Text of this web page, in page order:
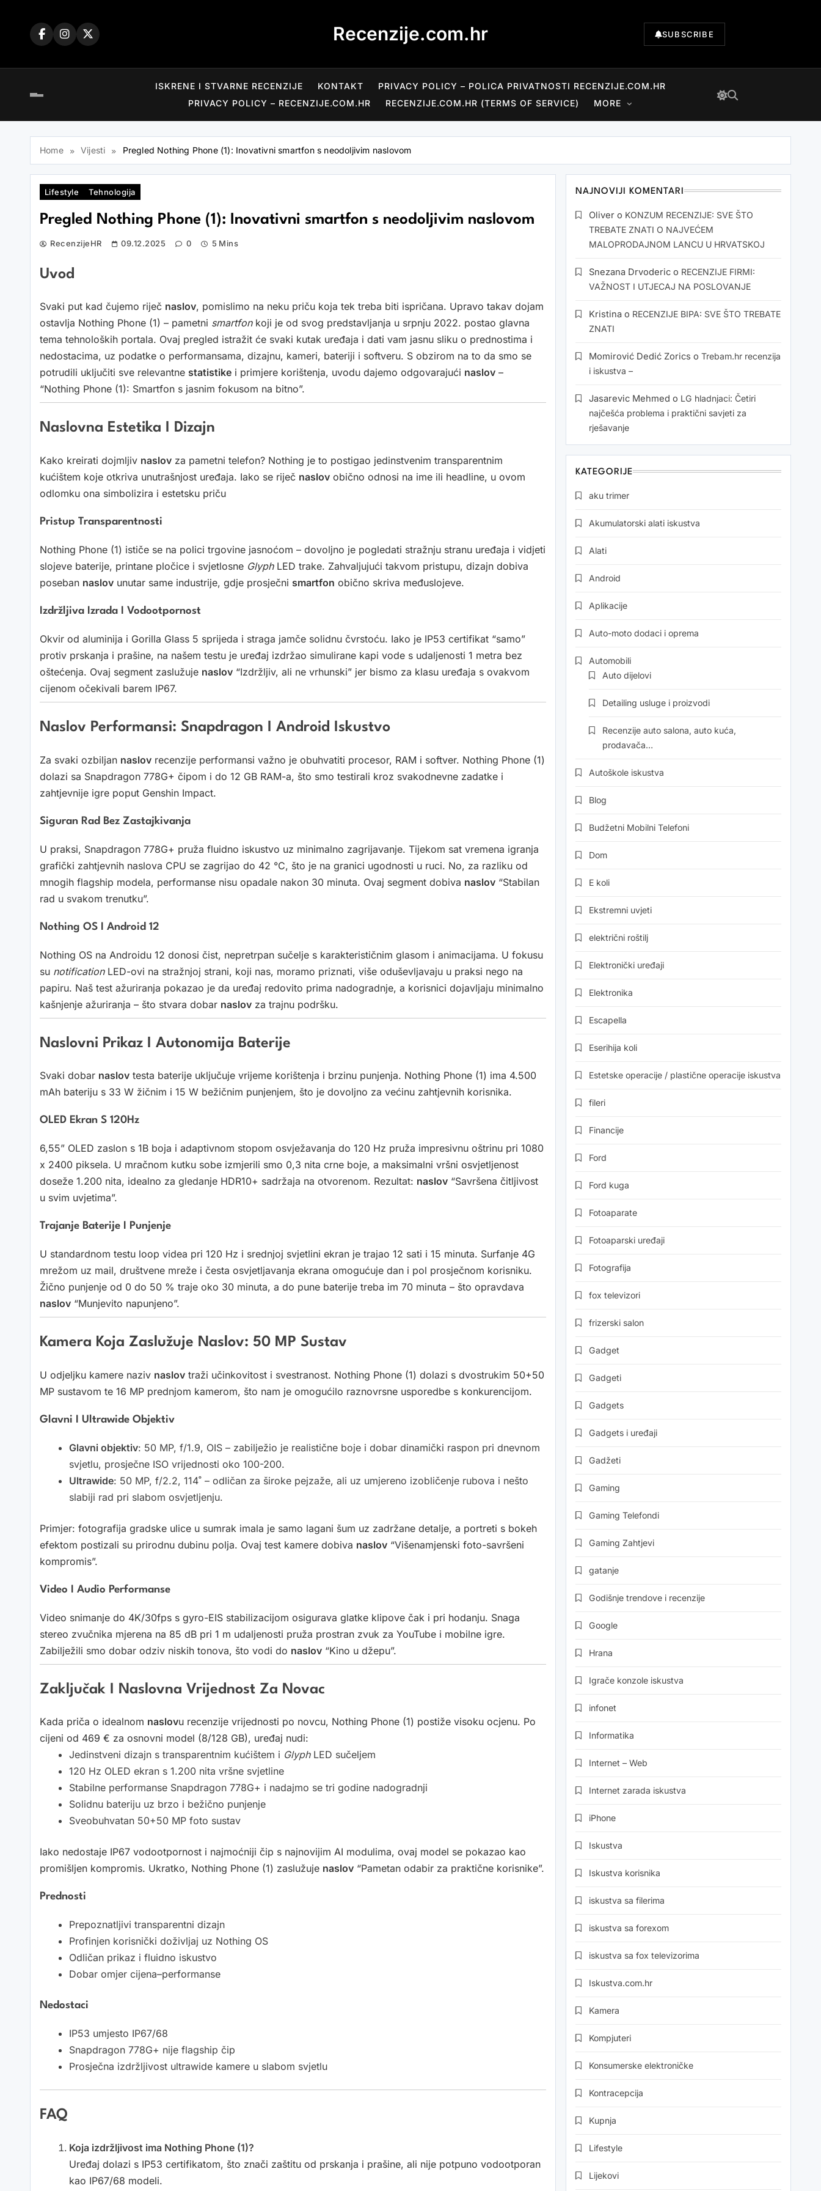
Recenzije.com.hr SUBSCRIBE
ISKRENE I STVARNE RECENZIJE KONTAKT
PRIVACY POLICY – POLICA PRIVATNOSTI RECENZIJE.COM.HR
PRIVACY POLICY – RECENZIJE.COM.HR
RECENZIJE.COM.HR (TERMS OF SERVICE) MORE
Home Vijesti Pregled Nothing Phone (1): Inovativni smartfon s neodoljivim naslovom
Lifestyle Tehnologija
Pregled Nothing Phone (1): Inovativni smartfon s neodoljivim naslovom
RecenzijeHR 09.12.2025 0 5 Mins
Uvod
Svaki put kad čujemo riječ naslov, pomislimo na neku priču koja tek treba biti ispričana. Upravo takav dojam
ostavlja Nothing Phone (1) – pametni smartfonkoji je od svog predstavljanja u srpnju 2022. postao glavna
tema tehnoloških portala. Ovaj pregled istražit će svaki kutak uređaja i dati vam jasnu sliku o prednostima i
nedostacima, uz podatke o performansama, dizajnu, kameri, bateriji i softveru. S obzirom na to da smo se
potrudili uključiti sve relevantne statistike i primjere korištenja, uvodu dajemo odgovarajući naslov –
“Nothing Phone (1): Smartfon s jasnim fokusom na bitno”.
Naslovna Estetika I Dizajn
Kako kreirati dojmljiv naslov za pametni telefon? Nothing je to postigao jedinstvenim transparentnim
kućištem koje otkriva unutrašnjost uređaja. Iako se riječ naslov obično odnosi na ime ili headline, u ovom
odlomku ona simbolizira i estetsku priču
Pristup Transparentnosti
Nothing Phone (1) ističe se na polici trgovine jasnoćom – dovoljno je pogledati stražnju stranu uređaja i vidjeti
slojeve baterije, printane pločice i svjetlosne GlyphLED trake. Zahvaljujući takvom pristupu, dizajn dobiva
poseban naslov unutar same industrije, gdje prosječni smartfon obično skriva međuslojeve.
Izdržljiva Izrada I Vodootpornost
Okvir od aluminija i Gorilla Glass 5 sprijeda i straga jamče solidnu čvrstoću. Iako je IP53 certifikat “samo”
protiv prskanja i prašine, na našem testu je uređaj izdržao simulirane kapi vode s udaljenosti 1 metra bez
oštećenja. Ovaj segment zaslužuje naslov “Izdržljiv, ali ne vrhunski” jer bismo za klasu uređaja s ovakvom
cijenom očekivali barem IP67.
Naslov Performansi: Snapdragon I Android Iskustvo
Za svaki ozbiljan naslov recenzije performansi važno je obuhvatiti procesor, RAM i softver. Nothing Phone (1)
dolazi sa Snapdragon 778G+ čipom i do 12 GB RAM-a, što smo testirali kroz svakodnevne zadatke i
zahtjevnije igre poput Genshin Impact.
Siguran Rad Bez Zastajkivanja
U praksi, Snapdragon 778G+ pruža fluidno iskustvo uz minimalno zagrijavanje. Tijekom sat vremena igranja
grafički zahtjevnih naslova CPU se zagrijao do 42 °C, što je na granici ugodnosti u ruci. No, za razliku od
mnogih flagship modela, performanse nisu opadale nakon 30 minuta. Ovaj segment dobiva naslov “Stabilan
rad u svakom trenutku”.
Nothing OS I Android 12
Nothing OS na Androidu 12 donosi čist, nepretrpan sučelje s karakterističnim glasom i animacijama. U fokusu
su notificationLED-ovi na stražnjoj strani, koji nas, moramo priznati, više oduševljavaju u praksi nego na
papiru. Naš test ažuriranja pokazao je da uređaj redovito prima nadogradnje, a korisnici dojavljaju minimalno
kašnjenje ažuriranja – što stvara dobar naslov za trajnu podršku.
Naslovni Prikaz I Autonomija Baterije
Svaki dobar naslov testa baterije uključuje vrijeme korištenja i brzinu punjenja. Nothing Phone (1) ima 4.500
mAh bateriju s 33 W žičnim i 15 W bežičnim punjenjem, što je dovoljno za većinu zahtjevnih korisnika.
OLED Ekran S 120Hz
6,55” OLED zaslon s 1B boja i adaptivnom stopom osvježavanja do 120 Hz pruža impresivnu oštrinu pri 1080
x 2400 piksela. U mračnom kutku sobe izmjerili smo 0,3 nita crne boje, a maksimalni vršni osvjetljenost
doseže 1.200 nita, idealno za gledanje HDR10+ sadržaja na otvorenom. Rezultat: naslov “Savršena čitljivost
u svim uvjetima”.
Trajanje Baterije I Punjenje
U standardnom testu loop videa pri 120 Hz i srednjoj svjetlini ekran je trajao 12 sati i 15 minuta. Surfanje 4G
mrežom uz mail, društvene mreže i česta osvjetljavanja ekrana omogućuje dan i pol prosječnom korisniku.
Žično punjenje od 0 do 50 % traje oko 30 minuta, a do pune baterije treba im 70 minuta – što opravdava
naslov “Munjevito napunjeno”.
Kamera Koja Zaslužuje Naslov: 50 MP Sustav
U odjeljku kamere naziv naslov traži učinkovitost i svestranost. Nothing Phone (1) dolazi s dvostrukim 50+50
MP sustavom te 16 MP prednjom kamerom, što nam je omogućilo raznovrsne usporedbe s konkurencijom.
Glavni I Ultrawide Objektiv
Glavni objektiv: 50 MP, f/1.9, OIS – zabilježio je realistične boje i dobar dinamički raspon pri dnevnom
svjetlu, prosječne ISO vrijednosti oko 100-200.
Ultrawide: 50 MP, f/2.2, 114˚ – odličan za široke pejzaže, ali uz umjereno izobličenje rubova i nešto
slabiji rad pri slabom osvjetljenju.
Primjer: fotografija gradske ulice u sumrak imala je samo lagani šum uz zadržane detalje, a portreti s bokeh
efektom postizali su prirodnu dubinu polja. Ovaj test kamere dobiva naslov “Višenamjenski foto-savršeni
kompromis”.
Video I Audio Performanse
Video snimanje do 4K/30fps s gyro-EIS stabilizacijom osigurava glatke klipove čak i pri hodanju. Snaga
stereo zvučnika mjerena na 85 dB pri 1 m udaljenosti pruža prostran zvuk za YouTube i mobilne igre.
Zabilježili smo dobar odziv niskih tonova, što vodi do naslov “Kino u džepu”.
Zaključak I Naslovna Vrijednost Za Novac
Kada priča o idealnom naslovu recenzije vrijednosti po novcu, Nothing Phone (1) postiže visoku ocjenu. Po
cijeni od 469 € za osnovni model (8/128 GB), uređaj nudi:
Jedinstveni dizajn s transparentnim kućištem i GlyphLED sučeljem
120 Hz OLED ekran s 1.200 nita vršne svjetline
Stabilne performanse Snapdragon 778G+ i nadajmo se tri godine nadogradnji
Solidnu bateriju uz brzo i bežično punjenje
Sveobuhvatan 50+50 MP foto sustav
Iako nedostaje IP67 vodootpornost i najmoćniji čip s najnovijim AI modulima, ovaj model se pokazao kao
promišljen kompromis. Ukratko, Nothing Phone (1) zaslužuje naslov “Pametan odabir za praktične korisnike”.
Prednosti
Prepoznatljivi transparentni dizajn
Profinjen korisnički doživljaj uz Nothing OS
Odličan prikaz i fluidno iskustvo
Dobar omjer cijena–performanse
Nedostaci
IP53 umjesto IP67/68
Snapdragon 778G+ nije flagship čip
Prosječna izdržljivost ultrawide kamere u slabom svjetlu
FAQ
Koja izdržljivost ima Nothing Phone (1)?
Uređaj dolazi s IP53 certifikatom, što znači zaštitu od prskanja i prašine, ali nije potpuno vodootporan
kao IP67/68 modeli.
NAJNOVIJI KOMENTARI
Oliver o KONZUM RECENZIJE: SVE ŠTO
TREBATE ZNATI O NAJVEĆEM
MALOPRODAJNOM LANCU U HRVATSKOJ
Snezana Drvoderic o RECENZIJE FIRMI:
VAŽNOST I UTJECAJ NA POSLOVANJE
Kristina o RECENZIJE BIPA: SVE ŠTO TREBATE
ZNATI
Momirović Dedić Zorics o Trebam.hr recenzija
i iskustva –
Jasarevic Mehmed o LG hladnjaci: Četiri
najčešća problema i praktični savjeti za
rješavanje
KATEGORIJE
aku trimer
Akumulatorski alati iskustva
Alati
Android
Aplikacije
Auto-moto dodaci i oprema
Automobili
Auto dijelovi
Detailing usluge i proizvodi
Recenzije auto salona, auto kuća,
prodavača…
Autoškole iskustva
Blog
Budžetni Mobilni Telefoni
Dom
E koli
Ekstremni uvjeti
električni roštilj
Elektronički uređaji
Elektronika
Escapella
Eserihija koli
Estetske operacije / plastične operacije iskustva
fileri
Financije
Ford
Ford kuga
Fotoaparate
Fotoaparski uređaji
Fotografija
fox televizori
frizerski salon
Gadget
Gadgeti
Gadgets
Gadgets i uređaji
Gadžeti
Gaming
Gaming Telefondi
Gaming Zahtjevi
gatanje
Godišnje trendove i recenzije
Google
Hrana
Igrače konzole iskustva
infonet
Informatika
Internet – Web
Internet zarada iskustva
iPhone
Iskustva
Iskustva korisnika
iskustva sa filerima
iskustva sa forexom
iskustva sa fox televizorima
Iskustva.com.hr
Kamera
Kompjuteri
Konsumerske elektroničke
Kontracepcija
Kupnja
Lifestyle
Lijekovi